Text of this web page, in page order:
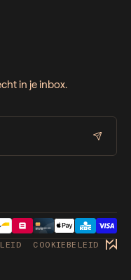
in je inbox.
COOKIEBELEID